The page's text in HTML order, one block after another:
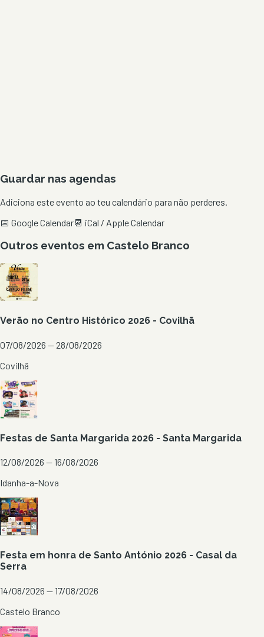
Guardar nas agendas
Adiciona este evento ao teu calendário para não perderes.
📅 Google Calendar📆 iCal / Apple Calendar
Outros eventos em Castelo Branco
Verão no Centro Histórico 2026 - Covilhã
07/08/2026 — 28/08/2026
Covilhã
Festas de Santa Margarida 2026 - Santa Margarida
12/08/2026 — 16/08/2026
Idanha-a-Nova
Festa em honra de Santo António 2026 - Casal da
Serra
14/08/2026 — 17/08/2026
Castelo Branco